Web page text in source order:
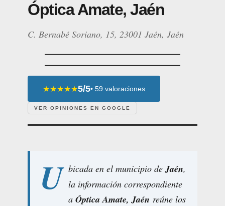
Óptica Amate, Jaén
C. Bernabé Soriano, 15, 23001 Jaén, Jaén
★★★★★5/5• 59 valoraciones
VER OPINIONES EN GOOGLE
U bicada en el municipio deJaén,
la información correspondiente
a Óptica Amate, Jaén reúne los